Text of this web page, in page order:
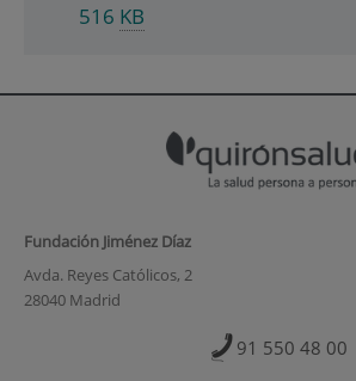
516 KB
Fundación Jiménez Díaz
Avda. Reyes Católicos, 2
28040 Madrid
91 550 48 00